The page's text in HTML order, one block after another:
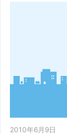
2010年6月9日